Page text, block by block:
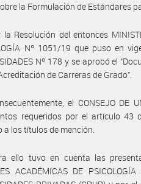
la Formulación de Estándares
Resolución del entonces
Nº 1051/19 que puso en
Nº 178 y se aprobó el
de Carreras de Grado”.
el CONSEJO DE
requeridos por el artículo 43
a los títulos de mención.
ello tuvo en cuenta las
ACADÉMICAS DE